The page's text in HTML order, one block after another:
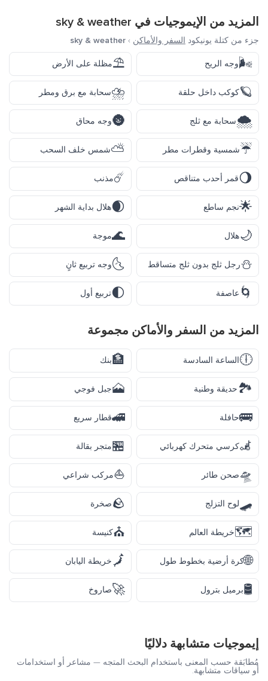
المزيد من الإيموجيات في sky & weather
جزء من كتلة يونيكود السفر والأماكن ›
sky & weather
🌬️وجه الريح ⛱️مظلة على الأرض
🪐كوكب داخل حلقة ⛈️سحابة مع برق ومطر
🌨️سحابة مع ثلج 🌚وجه محاق
☔شمسية وقطرات مطر ⛅شمس خلف السحب
🌖قمر أحدب متناقص ☄️مذنب
🌟نجم ساطع 🌒هلال بداية الشهر
🌙هلال 🌊موجة
⛄رجل ثلج بدون ثلج متساقط 🌜وجه تربيع ثانٍ
🌀 عاصفة 🌓تربيع أول
المزيد من السفر والأماكن مجموعة
🕕الساعة السادسة 🏦بنك
🏞️حديقة وطنية 🗻جبل فوجي
🚌حافلة 🚄قطار سريع
🦼كرسي متحرك كهربائي 🏪متجر بقالة
🛸صحن طائر ⛵مركب شراعي
🛹لوح التزلج 🪨صخرة
🗺️خريطة العالم ⛪كنيسة
🌐كرة أرضية بخطوط طول 🗾خريطة اليابان
🛢️برميل بترول 🚀صاروخ
إيموجيات متشابهة دلاليًا
مُطابَقة حسب المعنى باستخدام البحث المتجه — مشاعر أو استخدامات
أو سياقات متشابهة.